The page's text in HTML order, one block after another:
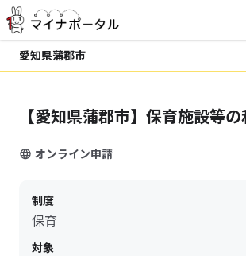
愛知県蒲郡市
【愛知県蒲郡市】保育施設等
オンライン申請
制度
保育
対象